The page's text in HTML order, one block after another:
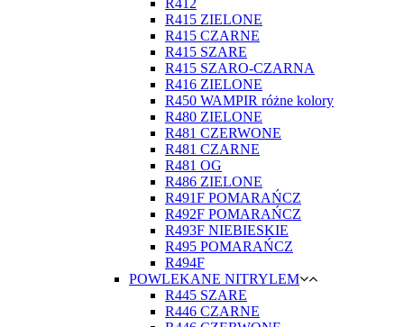
R415 ZIELONE
R415 CZARNE
R415 SZARE
R415 SZARO-CZARNA
R416 ZIELONE
R450 WAMPIR różne kolory
R480 ZIELONE
R481 CZERWONE
R481 CZARNE
R481 OG
R486 ZIELONE
R491F POMARAŃCZ
R492F POMARAŃCZ
R493F NIEBIESKIE
R495 POMARAŃCZ
R494F
POWLEKANE NITRYLEM
R445 SZARE
R446 CZARNE